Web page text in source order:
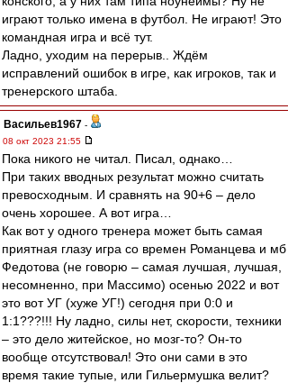
играют только имена в футбол. Не играют! Это
командная игра и всё тут.
Ладно, уходим на перерыв.. Ждём
исправлений ошибок в игре, как игроков, так и
тренерского штаба.
Васильев1967 -
08 окт 2023 21:55
Пока никого не читал. Писал, однако…
При таких вводных результат можно считать
превосходным. И сравнять на 90+6 – дело
очень хорошее. А вот игра…
Как вот у одного тренера может быть самая
приятная глазу игра со времен Романцева и мб
Федотова (не говорю – самая лучшая, лучшая,
несомненно, при Массимо) осенью 2022 и вот
это вот УГ (хуже УГ!) сегодня при 0:0 и
1:1???!!! Ну ладно, силы нет, скорости, техники
– это дело житейское, но мозг-то? Он-то
вообще отсутствовал! Это они сами в это
время такие тупые, или Гильермушка велит?